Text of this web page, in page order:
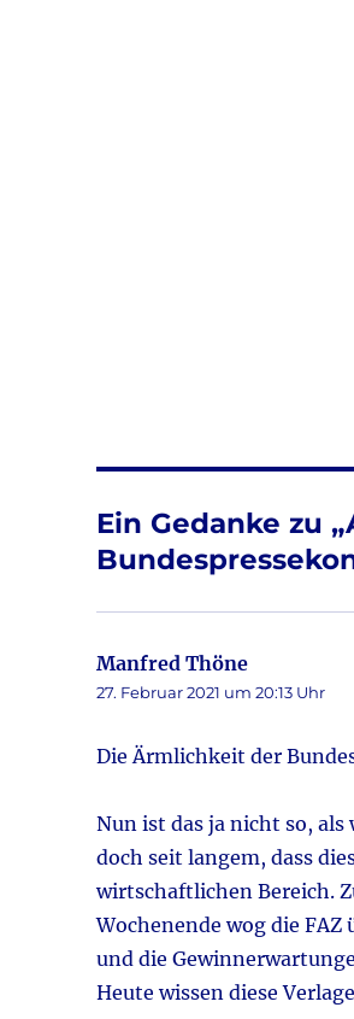
Ein Gedanke zu
Manfred Thöne
27. Februar 2021 um 20:13 Uhr
Die Ärmlichkeit der
Nun ist das ja nicht so, als
doch seit langem, dass
wirtschaftlichen Bereich.
Wochenende wog die
und die
Heute wissen diese